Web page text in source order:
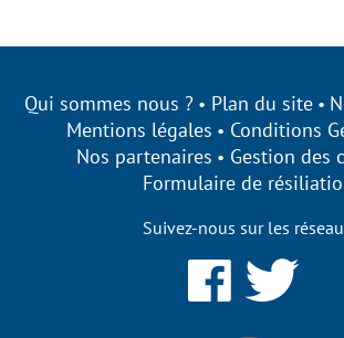
Qui sommes nous ? Plan du site
Mentions légales
Conditions
Nos partenaires
Gestion des
Formulaire de
Suivez-nous sur les